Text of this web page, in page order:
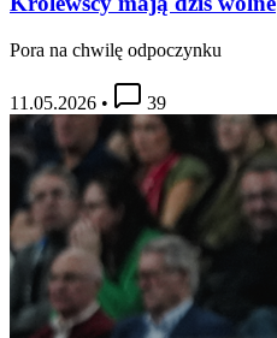
Pora na chwilę odpoczynku
11.05.2026 • 39